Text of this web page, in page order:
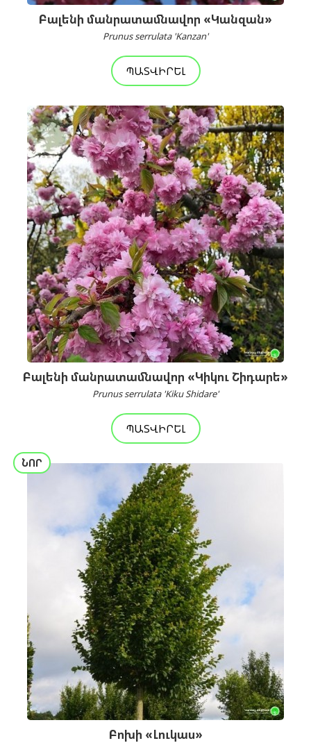
Բալենի մանրատամնավոր «Կանզան»
Prunus serrulata 'Kanzan'
ՊԱՏՎԻՐԵԼ
Բալենի մանրատամնավոր «Կիկու Շիդարե»
Prunus serrulata 'Kiku Shidare'
ՊԱՏՎԻՐԵԼ
ՆՈՐ
Բոխի «Լուկաս»